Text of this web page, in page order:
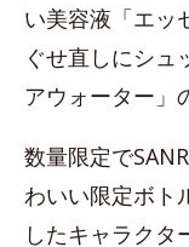
い美容液「エッ
ぐせ直しにシュ
アウォーター」
数量限定で
わいい限定ボト
したキャラクタ